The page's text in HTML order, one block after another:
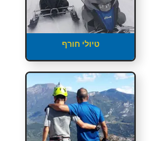
טיולי חורף